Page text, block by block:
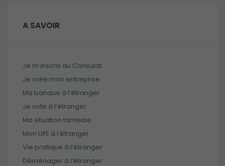
A SAVOIR
Je m’inscris au Consulat
Je crée mon entreprise
Ma banque à l’étranger
Je vote à l’étranger
Ma situation familiale
Mon UFE à l’étranger
Vie pratique à l’étranger
Déménager à l’étranger